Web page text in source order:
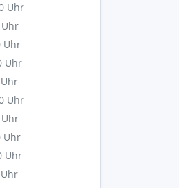
Uhr
Uhr
Uhr
Uhr
Uhr
Uhr